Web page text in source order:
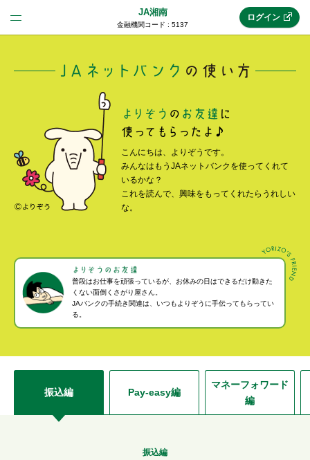
JA湘南
金融機関コード : 5137
法人のお客様はこちら
新規申込み
JAネットバンクトップ
機能・サービス
セキュリティ
ログイン
こんにちは、よりぞうです。
みんなはもうJAネットバンクを使ってくれて
いるかな？
これを読んで、興味をもってくれたらうれしい
な。
普段はお仕事を頑張っているが、お休みの日はできるだけ動きた
くない面倒くさがり屋さん。
JAバンクの手続き関連は、いつもよりぞうに手伝ってもらってい
る。
振込編 Pay-easy編
マネーフォワード
編
振込編